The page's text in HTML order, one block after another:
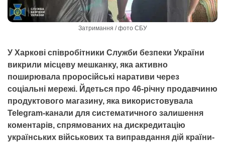
Затримання / фото СБУ
У Харкові співробітники Служби безпеки України
викрили місцеву мешканку, яка активно
поширювала проросійські наративи через
соціальні мережі. Йдеться про 46-річну продавчиню
продуктового магазину, яка використовувала
Telegram-канали для систематичного залишення
коментарів, спрямованих на дискредитацію
українських військових та виправдання дій країни-